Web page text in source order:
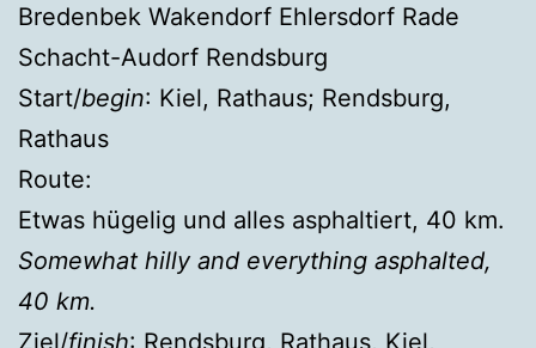
Bredenbek Wakendorf Ehlersdorf Rade
Schacht-Audorf Rendsburg
Start/begin: Kiel, Rathaus; Rendsburg,
Rathaus
Route:
Etwas hügelig und alles asphaltiert, 40 km.
Somewhat hilly and everything asphalted,
40 km.
Ziel/finish: Rendsburg, Rathaus, Kiel,